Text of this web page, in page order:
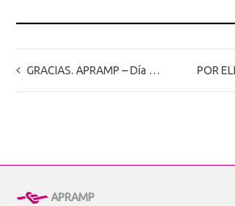
GRACIAS. APRAMP – Día Mundial Contra la Trata 2023
APRAMP